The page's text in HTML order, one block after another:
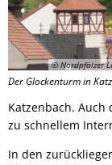
© Nordpfälzer
Der Glockenturm in
Katzenbach.
zu schnellem
In den